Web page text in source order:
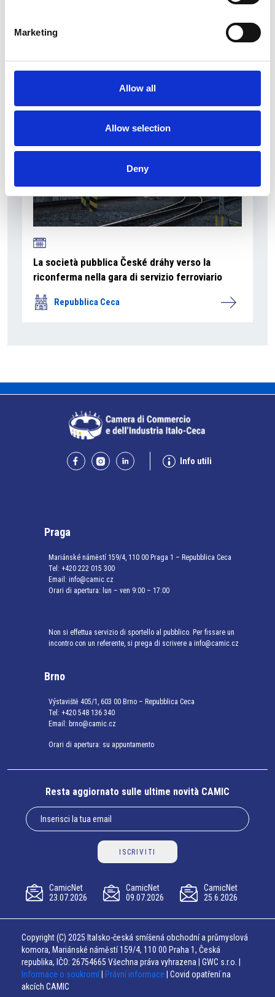
Marketing
Allow all
Allow selection
Deny
Repubblica Ceca
La società pubblica České dráhy verso la
riconferma nella gara di servizio ferroviario
Repubblica Ceca
Info utili
Praga
Mariánské náměstí 159/4, 110 00 Praga 1 – Repubblica Ceca
Tel: +420 222 015 300
Email: info@camic.cz
Orari di apertura: lun – ven 9:00 – 17:00
Non si effettua servizio di sportello al pubblico. Per fissare un
incontro con un referente, si prega di scrivere a info@camic.cz
Brno
Výstaviště 405/1, 603 00 Brno – Repubblica Ceca
Tel: +420 548 136 340
Email: brno@camic.cz
Orari di apertura: su appuntamento
Resta aggiornato sulle ultime novità CAMIC
ISCRIVITI
CamicNet
23.07.2026
CamicNet
09.07.2026
CamicNet
25.6.2026
Copyright (C) 2025 Italsko-česká smíšená obchodní a průmyslová
komora, Mariánské náměstí 159/4, 110 00 Praha 1, Česká
republika, IČO: 26754665 Všechna práva vyhrazena | GWC s.r.o. |
Informace o soukromí
Právní informace | Covid opatření na
akcích CAMIC